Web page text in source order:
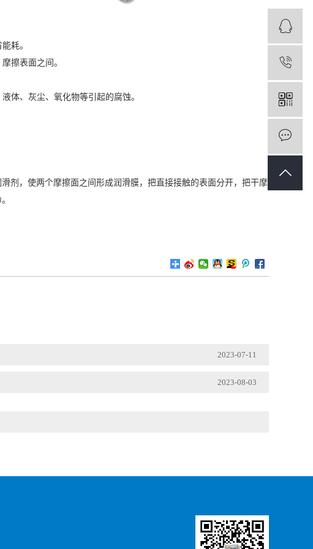
耗。
擦表面之间。
、灰尘、氧化物等引起的腐蚀。
，使两个摩擦面之间形成润滑膜，把直接接触的表面分开，把干摩
2023-07-11
2023-08-03